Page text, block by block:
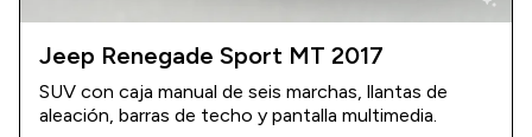
2017 155.000 km
$ 19.000.000
Jeep Renegade Sport MT 2017
SUV con caja manual de seis marchas, llantas de
aleación, barras de techo y pantalla multimedia.